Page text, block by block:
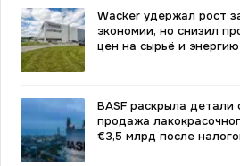
Wacker удержал рост
экономии, но снизил
цен на сырьё и энергию
BASF раскрыла детали
продажа
€3,5 млрд после